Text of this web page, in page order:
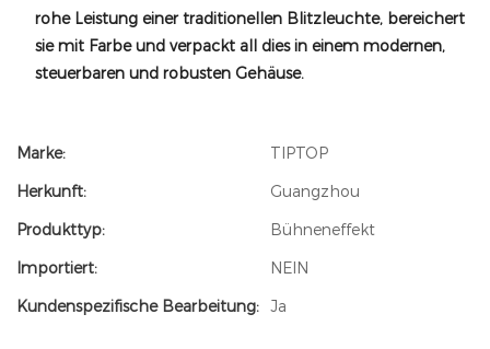
rohe Leistung einer traditionellen Blitzleuchte, bereichert
sie mit Farbe und verpackt all dies in einem modernen,
steuerbaren und robusten Gehäuse.
Marke:
TIPTOP
Herkunft:
Guangzhou
Produkttyp:
Bühneneffekt
Importiert:
NEIN
Kundenspezifische Bearbeitung: Ja